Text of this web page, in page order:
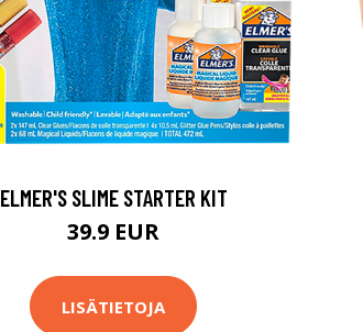
ELMER'S SLIME STARTER KIT
39.9 EUR
LISÄTIETOJA